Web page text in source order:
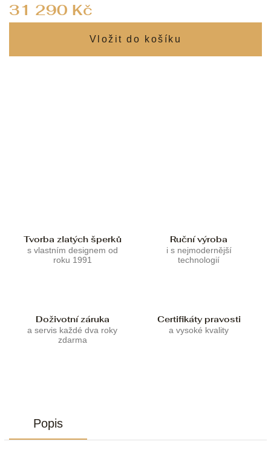
31 290 Kč
Tvorba zlatých šperků
s vlastním designem od
roku 1991
Ruční výroba
i s nejmodernější
technologií
Doživotní záruka
a servis každé dva roky
zdarma
Certifikáty pravosti
a vysoké kvality
Popis